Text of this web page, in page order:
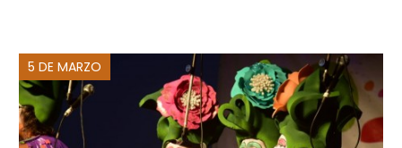
5 DE MARZO